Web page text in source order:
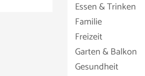
Essen & Trinken
Familie
Freizeit
Garten & Balkon
Gesundheit